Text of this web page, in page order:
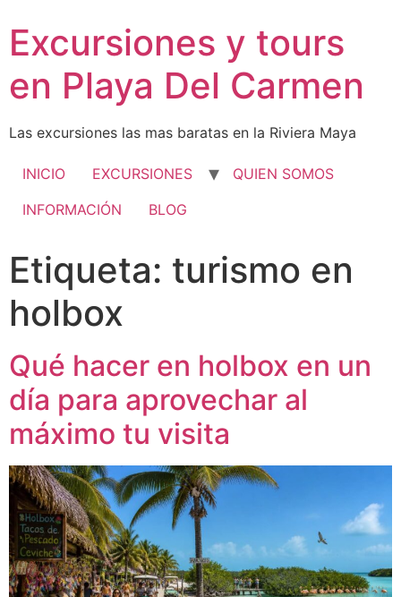
Excursiones y tours
en Playa Del Carmen
Las excursiones las mas baratas en la Riviera Maya
INICIO EXCURSIONES
QUIEN SOMOS
INFORMACIÓN
BLOG
Etiqueta: turismo en
holbox
Qué hacer en holbox en un
día para aprovechar al
máximo tu visita